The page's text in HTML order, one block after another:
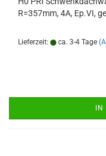
R=357mm, 4A, Ep.VI,
Lieferzeit: ca. 3-4 Tage